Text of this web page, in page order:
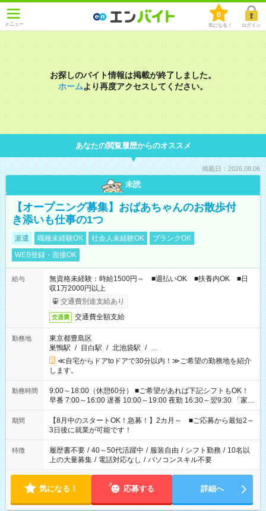
メニュー
0
気になる！ ログイン
お探しのバイト情報は掲載が終了しました。
ホームより再度アクセスしてください。
あなたの閲覧履歴からのオススメ
掲載日：2026.08.06
未読
【オープニング募集】おばあちゃんのお散歩付
き添いも仕事の1つ
派遣 職種未経験OK 社会人未経験OK
ブランクOK
WEB登録・面接OK
給与
無資格未経験：時給1500円～ ■週払いOK ■扶養内OK ■日
収1万2000円以上
交通費別途支給あり
交通費 交通費全額支給
勤務地
東京都豊島区
巣鴨駅 / 目白駅 / 北池袋駅 / …
≪自宅からドアtoドアで30分以内！≫ご希望の勤務地を紹介
します。
勤務時間
9:00～18:00（休憩60分） ■ご希望があれば下記シフトもOK！
早番 7:00～16:00 遅番 10:00～19:00 夜勤 16:30～翌9:30 「家族
と休みを合わせたい」 「余裕を持って夕飯の準備がしたい」
「できれば残業はしたくない」 など、ご希望を教えてください
ね。 ※Wワーク希望の方へ 今ご覧のお仕事で希望する勤務時間
と、もう1つのお仕事の勤務時間。 合計で週40時間を超える場
合は応募できません。
期間
【8月中のスタートOK！急募！】2カ月～ ■ご応募から最短2～
3日後に就業が可能です！
特徴 履歴書不要 / 40～50代活躍中 / 服装自由 / シフト勤務 / 10名以
上の大量募集 / 電話対応なし / パソコンスキル不要
気になる！ 応募する 詳細へ